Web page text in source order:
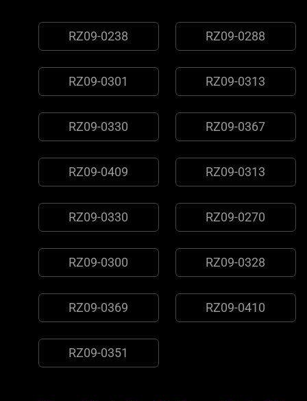
RZ09-0238 RZ09-0288
RZ09-0301 RZ09-0313
RZ09-0330 RZ09-0367
RZ09-0409 RZ09-0313
RZ09-0330 RZ09-0270
RZ09-0300 RZ09-0328
RZ09-0369 RZ09-0410
RZ09-0351